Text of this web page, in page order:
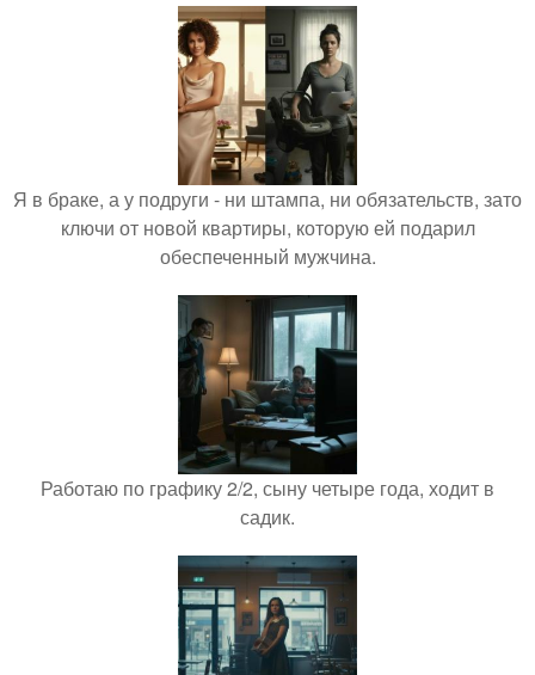
Я в браке, а у подруги - ни штампа, ни обязательств, зато
ключи от новой квартиры, которую ей подарил
обеспеченный мужчина.
Работаю по графику 2/2, сыну четыре года, ходит в
садик.